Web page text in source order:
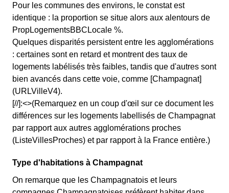
Pour les communes des environs, le constat est
identique : la proportion se situe alors aux alentours de
PropLogementsBBCLocale %.
Quelques disparités persistent entre les agglomérations
: certaines sont en retard et montrent des taux de
logements labélisés très faibles, tandis que d'autres sont
bien avancés dans cette voie, comme [Champagnat]
(URLVilleV4).
[//]:<>(Remarquez en un coup d'œil sur ce document les
différences sur les logements labellisés de Champagnat
par rapport aux autres agglomérations proches
(ListeVillesProches) et par rapport à la France entière.)
Type d'habitations à Champagnat
On remarque que les Champagnatois et leurs